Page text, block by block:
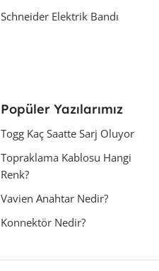
Schneider Elektrik Bandı
Popüler Yazılarımız
Togg Kaç Saatte Sarj Oluyor
Topraklama Kablosu Hangi
Renk?
Vavien Anahtar Nedir?
Konnektör Nedir?